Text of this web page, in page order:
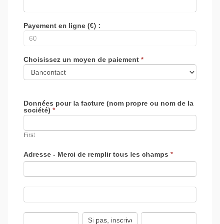
Payement en ligne (€) :
Choisissez un moyen de paiement *
Données pour la facture (nom propre ou nom de la
société) *
First
Adresse - Merci de remplir tous les champs *
Adresse
de
tous
les
Adresse
de
Ville Province
Code